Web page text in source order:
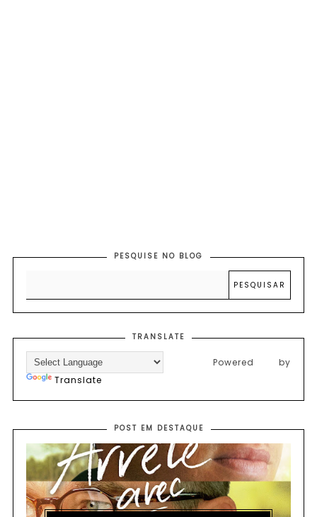
PESQUISE NO BLOG
TRANSLATE
Powered by
Translate
POST EM DESTAQUE